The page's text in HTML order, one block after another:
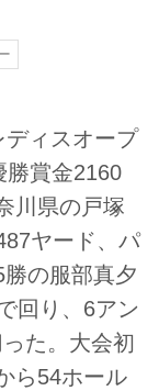
ディスオープ
勝賞金2160
川県の戸塚
ヤード、パ
の服部真夕
回り、6アン
た。大会初
ら54ホール